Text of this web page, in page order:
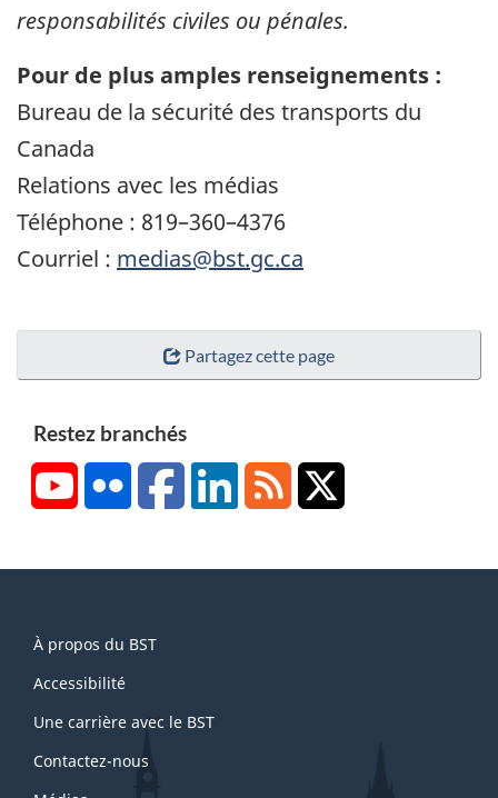
responsabilités civiles ou pénales.
Pour de plus amples renseignements :
Bureau de la sécurité des transports du
Canada
Relations avec les médias
Téléphone : 819–360–4376
Courriel : medias@bst.gc.ca
Partagez cette page
Restez branchés
YouTubeFlickr FacebookLinkedInRSS
this
site
À propos du BST
Accessibilité
Une carrière avec le BST
Contactez-nous